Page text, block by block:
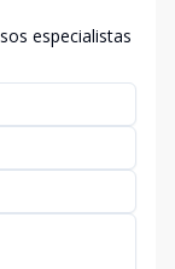
especialistas